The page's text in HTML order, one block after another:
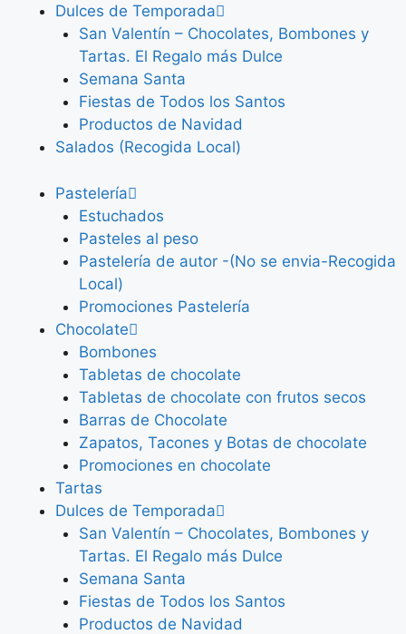
Dulces de Temporada
San Valentín – Chocolates, Bombones y
Tartas. El Regalo más Dulce
Semana Santa
Fiestas de Todos los Santos
Productos de Navidad
Salados (Recogida Local)
Pastelería
Estuchados
Pasteles al peso
Pastelería de autor -(No se envia-Recogida
Local)
Promociones Pastelería
Chocolate
Bombones
Tabletas de chocolate
Tabletas de chocolate con frutos secos
Barras de Chocolate
Zapatos, Tacones y Botas de chocolate
Promociones en chocolate
Tartas
Dulces de Temporada
San Valentín – Chocolates, Bombones y
Tartas. El Regalo más Dulce
Semana Santa
Fiestas de Todos los Santos
Productos de Navidad